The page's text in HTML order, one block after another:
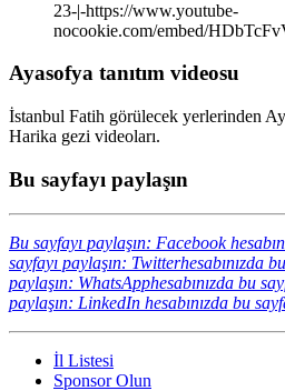
23-|-https://www.youtube-
nocookie.com/embed/
Ayasofya tanıtım videosu
İstanbul Fatih görülecek yerlerinden
Harika gezi videoları.
Bu sayfayı paylaşın
Bu sayfayı paylaşın: Facebook
sayfayı paylaşın: Twitterhesabınızda
paylaşın: WhatsApphesabınızda bu
paylaşın: LinkedIn hesabınızda bu
İl Listesi
Sponsor Olun